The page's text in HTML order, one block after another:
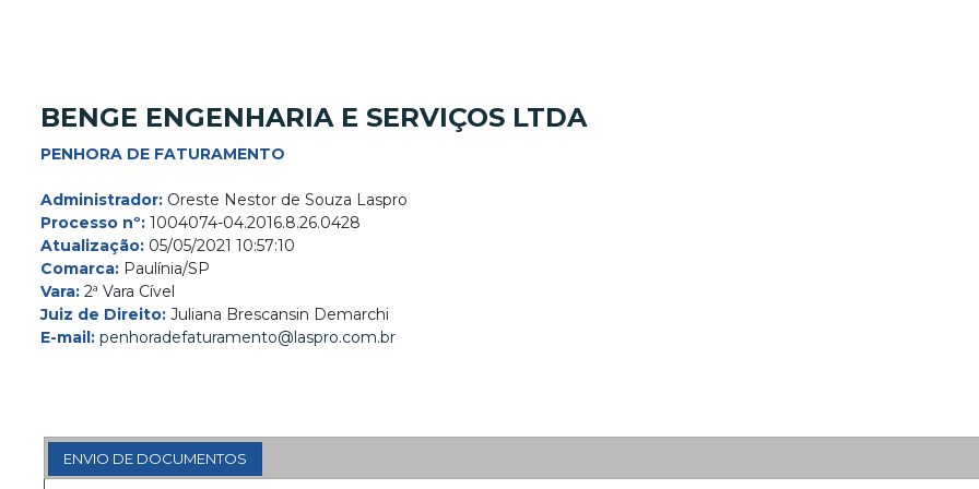
BENGE ENGENHARIA E SERVIÇOS LTDA
PENHORA DE FATURAMENTO
Administrador: Oreste Nestor de Souza Laspro
Processo nº: 1004074-04.2016.8.26.0428
Atualização: 05/05/2021 10:57:10
Comarca: Paulínia/SP
Vara: 2ª Vara Cível
Juiz de Direito: Juliana Brescansin Demarchi
E-mail: penhoradefaturamento@laspro.com.br
ENVIO DE DOCUMENTOS